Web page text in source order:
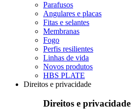
Parafusos
Angulares e placas
Fitas e selantes
Membranas
Fogo
Perfis resilientes
Linhas de vida
Novos produtos
HBS PLATE
Direitos e privacidade
Direitos e privacidade